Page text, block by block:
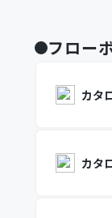
フロー
カタ
カタ